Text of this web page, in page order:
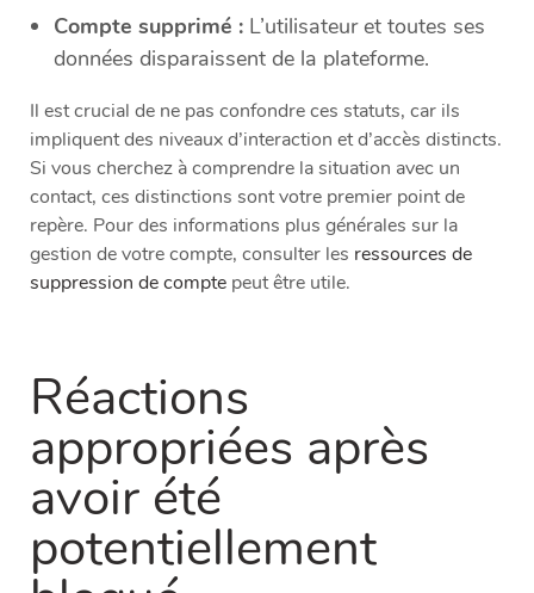
Compte supprimé : L’utilisateur et toutes ses
données disparaissent de la plateforme.
Il est crucial de ne pas confondre ces statuts, car ils
impliquent des niveaux d’interaction et d’accès distincts.
Si vous cherchez à comprendre la situation avec un
contact, ces distinctions sont votre premier point de
repère. Pour des informations plus générales sur la
gestion de votre compte, consulter les ressources de
suppression de compte peut être utile.
Réactions
appropriées après
avoir été
potentiellement